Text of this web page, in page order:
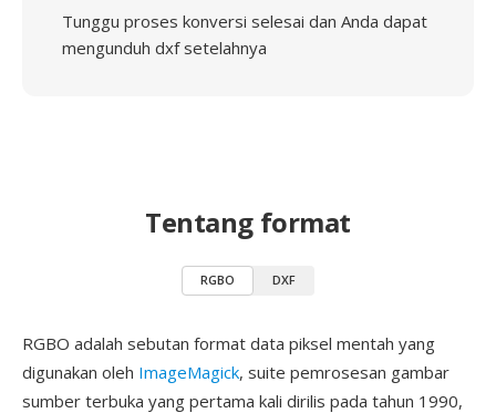
Tunggu proses konversi selesai dan Anda dapat
mengunduh dxf setelahnya
Tentang format
RGBO DXF
RGBO adalah sebutan format data piksel mentah yang
digunakan oleh ImageMagick, suite pemrosesan gambar
sumber terbuka yang pertama kali dirilis pada tahun 1990,